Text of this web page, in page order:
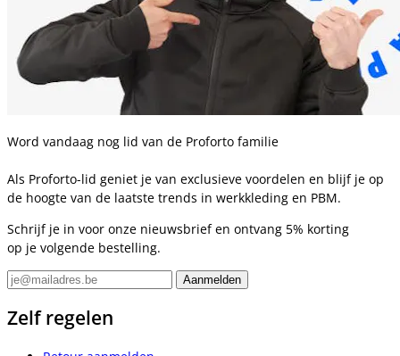
Word vandaag nog lid van de Proforto familie
Als Proforto-lid geniet je van exclusieve voordelen en blijf je op
de hoogte van de laatste trends in werkkleding en PBM.
Schrijf je in voor onze nieuwsbrief en ontvang 5% korting
op je volgende bestelling.
Zelf regelen